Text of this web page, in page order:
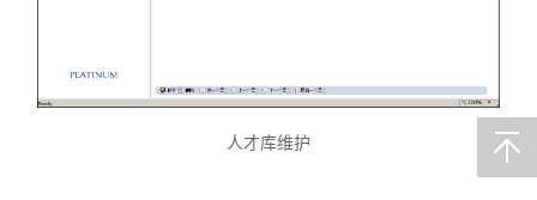
人才库维护